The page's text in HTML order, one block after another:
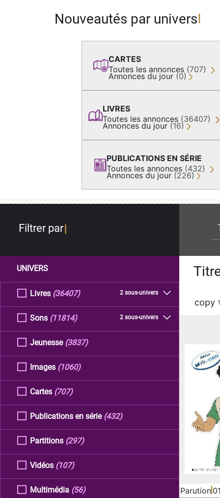
Nouveautés par univers
CARTES
Toutes les annonces (707)
Annonces du jour (0)
LIVRES
Toutes les annonces (36407)
Annonces du jour (16)
PUBLICATIONS EN SÉRIE
Toutes les annonces (432)
Annonces du jour (226)
Filtrer par
UNIVERS
Livres 2 sous-univers
(36407)
Sons 2 sous-univers
(11814)
Jeunesse (3837)
Images (1060)
Cartes (707)
Publications en série (432)
Partitions (297)
Vidéos (107)
Multimédia (56)
copy
Parution